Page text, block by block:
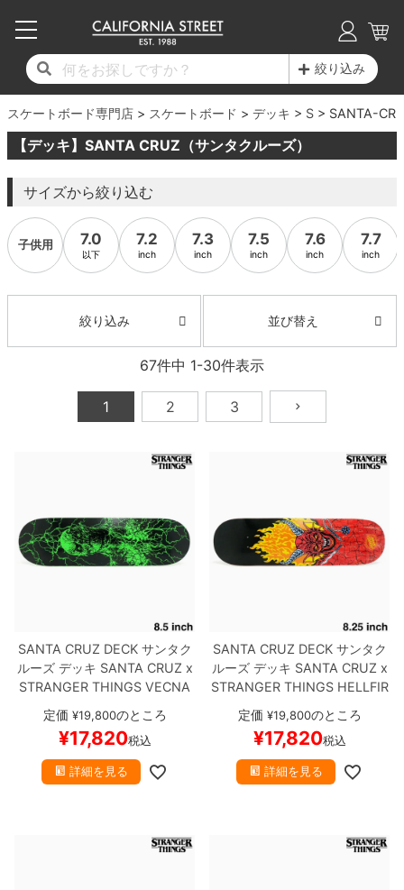
絞り込み
スケートボード専門店 スケートボード デッキ S SANTA-
【デッキ】SANTA CRUZ（サンタクルーズ）
サイズから絞り込む
子供用 7.0
以下
7.2
inch
7.3
inch
7.5
inch
7.6
inch
7.7
inch
絞り込み 並び替え
67件中 1-30件表示
1 2 3
SANTA CRUZ DECKサンタク
ルーズデッキ SANTA CRUZ x
STRANGER THINGS VECNA
スケートボード スケボー
定価 ¥19,800のところ
¥17,820税込
詳細を見る
SANTA CRUZ DECKサンタク
ルーズデッキ SANTA CRUZ x
STRANGER THINGSHELLFIR
E CLUB 8.25
スケボー
定価 ¥19,800のところ
¥17,820税込
詳細を見る
17時までのご注文は当日発送！
11,000円以上で送料無料！
毎月1日はポイント5倍！10日と20日は3倍！
コンプリートセット（完成品）
デッキ
17時までのご注文は当日発送！
11,000円以上で送料無料！
毎月1日はポイント5倍！10日と20日は3倍！
デッキ新着一覧
デッキブランド一覧（全てのデッキ）
サイズからデッキを選ぶ
子供用デッキ
7.0inch以下
7.2inch
7.5inch
7.6inch
7.7inch
8.1inch
8.4inch
8.5inch
8.6inch
トラック
17時までのご注文は当日発送！
11,000円以上で送料無料！
毎月1日はポイント5倍！10日と20日は3倍！
トラック新着一覧
トラックブランド一覧（全てのトラック）
適合デッキサイズから選ぶ
7.0inch以下
7.2inch
7.3inch
7.6inch
7.7inch
7.8inch
8.2inch
8.5inch
8.6inch
8.7inch
ウィール
17時までのご注文は当日発送！
11,000円以上で送料無料！
毎月1日はポイント5倍！10日と20日は3倍！
ウィール新着一覧
ウィールブランド一覧（全てのウィール）
ウィールをサイズから選ぶ
50mm
51mm
52mm
54mm
55mm
56mm
60mm
64mm
65mm
70mm
スピットファイヤー F4（フォーミュラフォ
ボーンズ XF（エックスフォーミュラ）
ボーンズ STF（エスティーエフ）
パウエルペラルタ DF（ドラゴンフォーミュ
ソフトウィール（クルーザー）
ベアリング
デッキテープ
足回りセット（トラック・ウィールセット）
練習用アイテム（初心者におすすめ）
スケートケース・バッグ
メディア（雑誌・DVD・CD）
17時までのご注文は当日発送！
11,000円以上で送料無料！
毎月1日はポイント5倍！10日と20日は3倍！
シューズ新着一覧
シューズブランド一覧
シューズをサイズから選ぶ
20cm
21cm
22cm
23cm
23.5cm
24cm
26cm
27.5cm
28cm
28.5cm
サンダル
インソール
シューレース・その他
17時までのご注文は当日発送！
11,000円以上で送料無料！
毎月1日はポイント5倍！10日と20日は3倍！
Tシャツ
ロングスリーブTシャツ
ジャケット
パーカー
トレーナー・セーター
パンツ
7分袖シャツ・ラグラン
ソックス
アンダーウエア
サイズの測り方
17時までのご注文は当日発送！
11,000円以上で送料無料！
毎月1日はポイント5倍！10日と20日は3倍！
最新ブログ一覧
カテゴリー
17時までのご注文は当日発送！
11,000円以上で送料無料！
毎月1日はポイント5倍！10日と20日は3倍！
初心者の方へ
商品情報
徹底解析
スタッフおすすめアイテム
ブランド紹介
17時までのご注文は当日発送！
11,000円以上で送料無料！
毎月1日はポイント5倍！10日と20日は3倍！
店舗情報
ショップライダー紹介
スタッフ紹介
カリフォルニアストリートの歴史
求人情報
プライバシーポリシー